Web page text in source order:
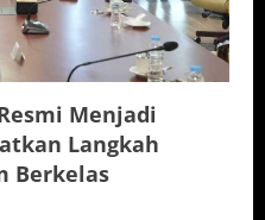
Menjadi
Langkah
Berkelas